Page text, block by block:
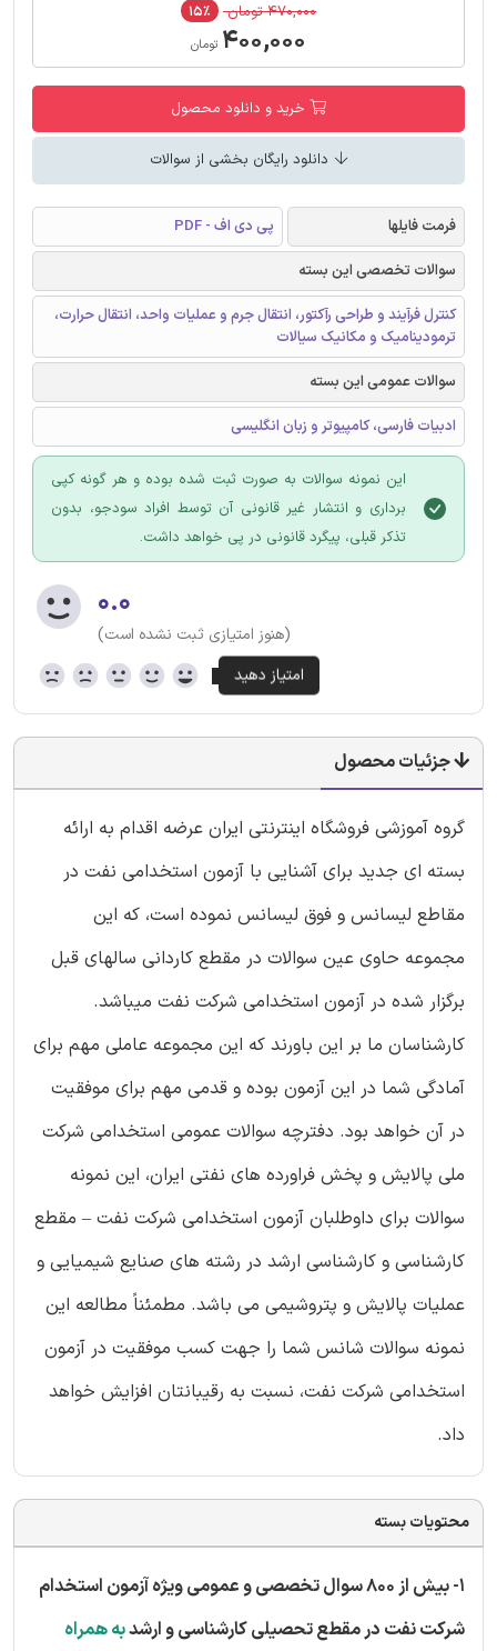
۴۷۰,۰۰۰ تومان ۱۵٪
۴۰۰,۰۰۰ تومان
خرید و دانلود محصول
دانلود رایگان بخشی از سوالات
فرمت فایلها
پی دی اف - PDF
سوالات تخصصی این بسته
کنترل فرآیند و طراحی رآکتور، انتقال جرم و عملیات واحد، انتقال حرارت،
ترمودینامیک و مکانیک سیالات
سوالات عمومی این بسته
ادبیات فارسی، کامپیوتر و زبان انگلیسی
این نمونه سوالات به صورت ثبت شده بوده و هر گونه کپی
برداری و انتشار غیر قانونی آن توسط افراد سودجو، بدون
تذکر قبلی، پیگرد قانونی در پی خواهد داشت.
۰.۰
(هنوز امتیازی ثبت نشده است)
جزئیات محصول
گروه آموزشی فروشگاه اینترنتی ایران عرضه اقدام به ارائه
بسته ای جدید برای آشنایی با آزمون استخدامی نفت در
مقاطع لیسانس و فوق لیسانس نموده است، که این
مجموعه حاوی عین سوالات در مقطع کاردانی سالهای قبل
برگزار شده در آزمون استخدامی شرکت نفت میباشد.
کارشناسان ما بر این باورند که این مجموعه عاملی مهم برای
آمادگی شما در این آزمون بوده و قدمی مهم برای موفقیت
در آن خواهد بود. دفترچه سوالات عمومی استخدامی شرکت
ملی پالایش و پخش فراورده های نفتی ایران، این نمونه
سوالات برای داوطلبان آزمون استخدامی شرکت نفت – مقطع
کارشناسی و کارشناسی ارشد در رشته های صنایع شیمیایی و
عملیات پالایش و پتروشیمی می باشد. مطمئناً مطالعه این
نمونه سوالات شانس شما را جهت کسب موفقیت در آزمون
استخدامی شرکت نفت، نسبت به رقیبانتان افزایش خواهد
داد.
محتویات بسته
۱- بیش از ۸۰۰ سوال تخصصی و عمومی ویژه آزمون استخدام
شرکت نفت در مقطع تحصیلی کارشناسی و ارشدبه همراه